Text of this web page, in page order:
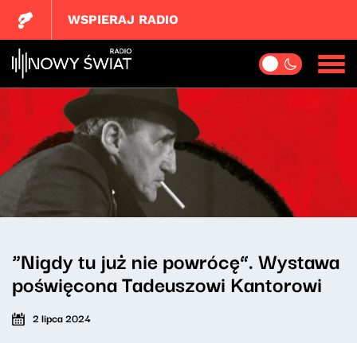
WSPIERAJ RADIO
“Nigdy tu już nie powrócę”. Wystawa
poświęcona Tadeuszowi Kantorowi
2 lipca 2024